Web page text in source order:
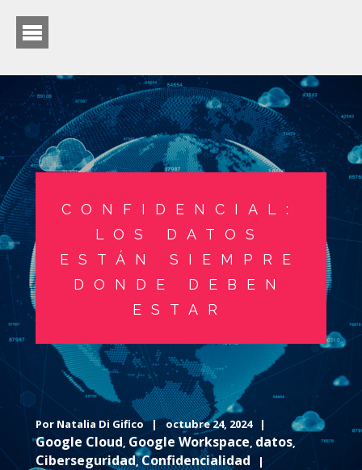
CONFIDENCIAL:
LOS DATOS
ESTÁN SIEMPRE
DONDE DEBEN
ESTAR
Por Natalia Di Gifico| octubre 24, 2024 |
Google Cloud, Google Workspace, datos,
Ciberseguridad,Confidencialidad |